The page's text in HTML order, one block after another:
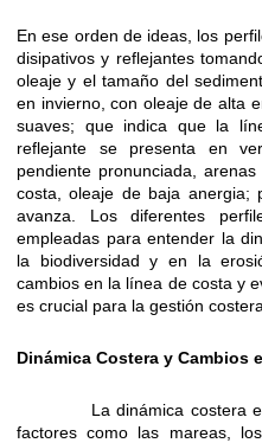
En ese orden de ideas, los
disipativos y reflejantes
oleaje y el tamaño del
en invierno, con oleaje de alta
suaves; que indica que la
reflejante se presenta en
pendiente pronunciada,
costa, oleaje de baja anergia;
avanza. Los diferentes
empleadas para entender la
la biodiversidad y en la
cambios en la línea de costa y
es crucial para la gestión costera.
Dinámica Costera y Cambios
La dinámica costera en
factores como las mareas,